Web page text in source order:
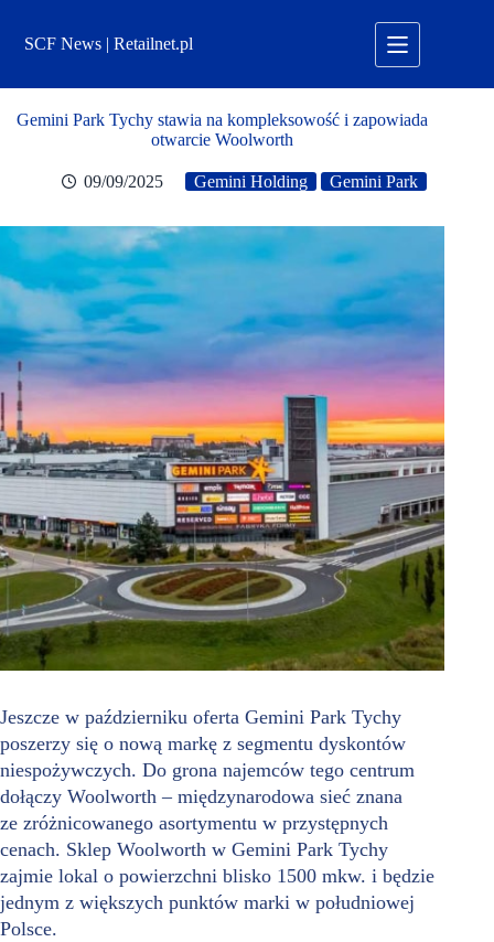
treściSCF News | Retailnet.pl
Gemini Park Tychy stawia na kompleksowość i zapowiada
otwarcie Woolworth
09/09/2025 Gemini Holding Gemini Park
Jeszcze w październiku oferta Gemini Park Tychy
poszerzy się o nową markę z segmentu dyskontów
niespożywczych. Do grona najemców tego centrum
dołączy Woolworth – międzynarodowa sieć znana
ze zróżnicowanego asortymentu w przystępnych
cenach. Sklep Woolworth w Gemini Park Tychy
zajmie lokal o powierzchni blisko 1500 mkw. i będzie
jednym z większych punktów marki w południowej
Polsce.